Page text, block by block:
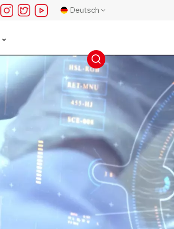
Deutsch
English
français
русский
español
português
日本語